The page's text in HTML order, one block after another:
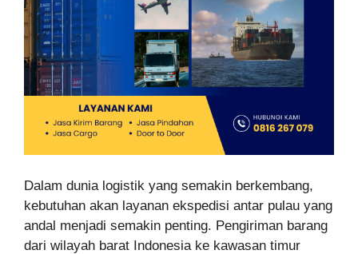
Dalam dunia logistik yang semakin berkembang,
kebutuhan akan layanan ekspedisi antar pulau yang
andal menjadi semakin penting. Pengiriman barang
dari wilayah barat Indonesia ke kawasan timur